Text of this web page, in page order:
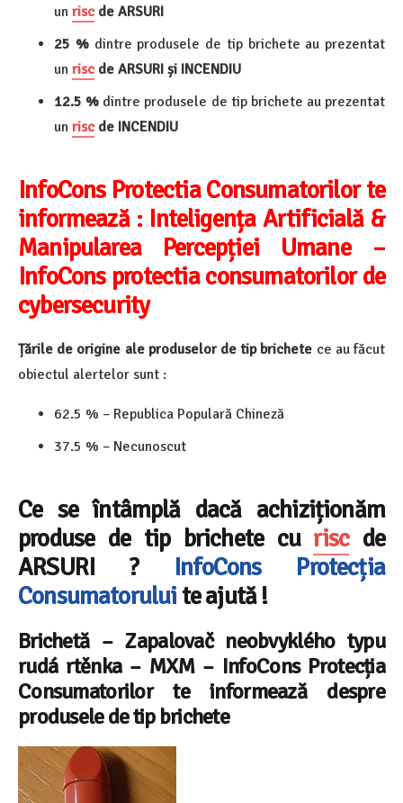
un risc de ARSURI
25 % dintre produsele de tip brichete au prezentat
un risc de ARSURI și INCENDIU
12.5 % dintre produsele de tip brichete au prezentat
un risc de INCENDIU
InfoCons Protectia Consumatorilor te
informează : Inteligența Artificială &
Manipularea Percepției Umane –
InfoCons protectia consumatorilor de
cybersecurity
Țările de origine ale produselor de tip brichete ce au făcut
obiectul alertelor sunt :
62.5 % – Republica Populară Chineză
37.5 % – Necunoscut
Ce se întâmplă dacă achiziționăm
produse de tip brichete cu risc de
ARSURI
? InfoCons
Protecția
Consumatorului te ajută !
Brichetă – Zapalovač neobvyklého typu
rudá rtěnka – MXM – InfoCons Protecția
Consumatorilor te informează despre
produsele de tip brichete